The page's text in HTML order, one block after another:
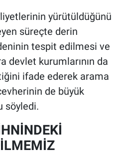
yürütüldüğünü
süreçte derin
tespit edilmesi ve
devlet kurumlarının da
ifade ederek arama
de büyük
söyledi.